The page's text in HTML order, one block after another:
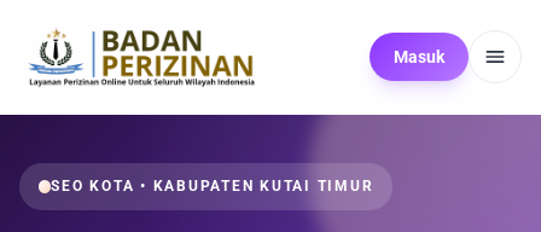
Masuk
SEO KOTA • KABUPATEN KUTAI TIMUR